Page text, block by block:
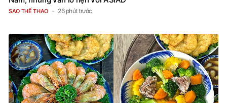
SAO THỂ THAO 26 phút trước